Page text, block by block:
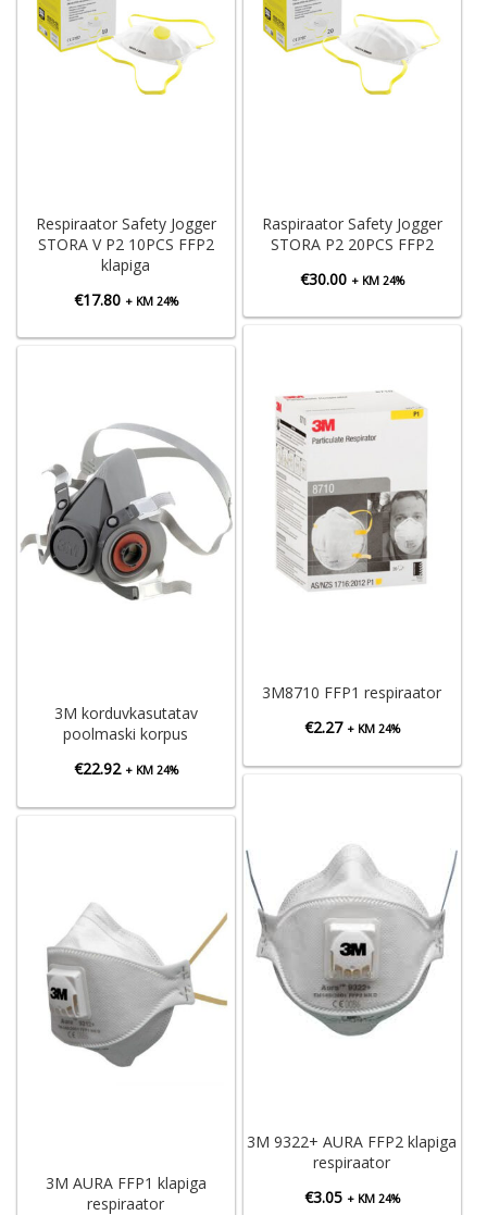
Respiraator Safety Jogger
STORA V P2 10PCS FFP2
klapiga
€17.80 + KM 24%
Raspiraator Safety Jogger
STORA P2 20PCS FFP2
€30.00 + KM 24%
3M8710 FFP1 respiraator
€2.27 + KM 24%
3M korduvkasutatav
poolmaski korpus
€22.92 + KM 24%
3M 9322+ AURA FFP2 klapiga
respiraator
€3.05 + KM 24%
3M AURA FFP1 klapiga
respiraator